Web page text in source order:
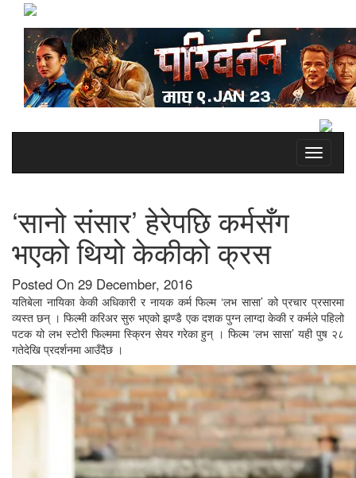
Toggle
‘सानो संसार’ हेरेपछि कर्मसँग
भएको थियो केकीको क्रस
Posted On 29 December, 2016
यतिबेला नायिका केकी अधिकारी र नायक कर्म फिल्म ‘लभ सासा’ को प्रचार प्रसारमा
व्यस्त छन् । फिल्मी करिअर सुरु भएको झण्डै एक दशक पुग्न लाग्दा केकी र कर्मले पहिलो
पटक यो लभ स्टोरी फिल्ममा स्क्रिन सेयर गरेका हुन् । फिल्म ‘लभ सासा’ यही पुष २८
गतेदेखि प्रदर्शनमा आउँदैछ ।